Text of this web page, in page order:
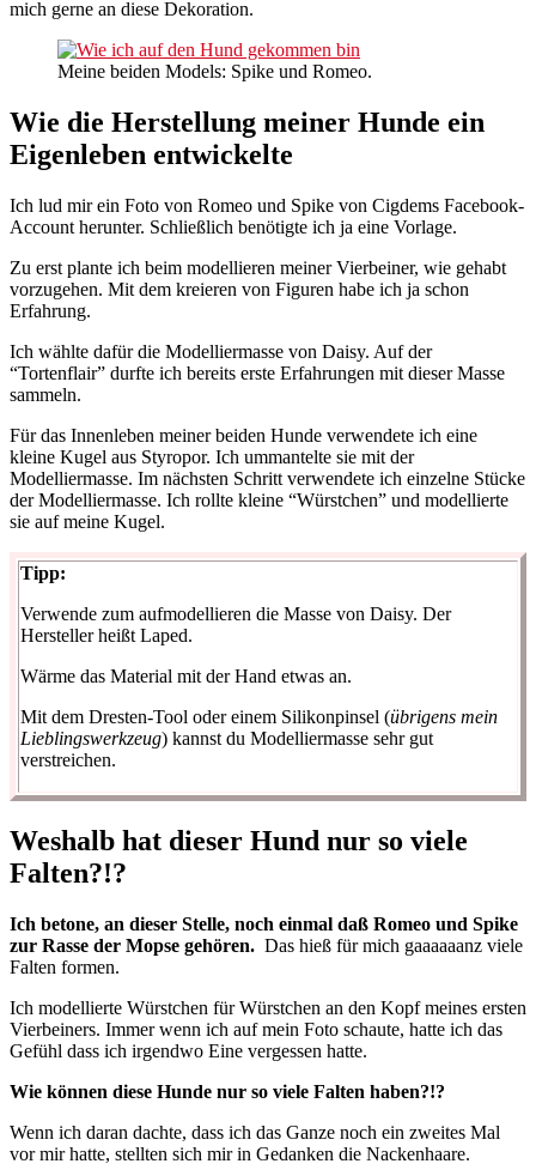
mich gerne an diese Dekoration.
Meine beiden Models: Spike und Romeo.
Wie die Herstellung meiner Hunde ein
Eigenleben entwickelte
Ich lud mir ein Foto von Romeo und Spike von Cigdems Facebook-
Account herunter. Schließlich benötigte ich ja eine Vorlage.
Zu erst plante ich beim modellieren meiner Vierbeiner, wie gehabt
vorzugehen. Mit dem kreieren von Figuren habe ich ja schon
Erfahrung.
Ich wählte dafür die Modelliermasse von Daisy. Auf der
“Tortenflair” durfte ich bereits erste Erfahrungen mit dieser Masse
sammeln.
Für das Innenleben meiner beiden Hunde verwendete ich eine
kleine Kugel aus Styropor. Ich ummantelte sie mit der
Modelliermasse. Im nächsten Schritt verwendete ich einzelne Stücke
der Modelliermasse. Ich rollte kleine “Würstchen” und modellierte
sie auf meine Kugel.
Tipp:
Verwende zum aufmodellieren die Masse von Daisy. Der
Hersteller heißt Laped.
Wärme das Material mit der Hand etwas an.
Mit dem Dresten-Tool oder einem Silikonpinsel (übrigens mein
Lieblingswerkzeug) kannst du Modelliermasse sehr gut
verstreichen.
Weshalb hat dieser Hund nur so viele
Falten?!?
Ich betone, an dieser Stelle, noch einmal daß Romeo und Spike
zur Rasse der Mopse gehören. Das hieß für mich gaaaaaanz viele
Falten formen.
Ich modellierte Würstchen für Würstchen an den Kopf meines ersten
Vierbeiners. Immer wenn ich auf mein Foto schaute, hatte ich das
Gefühl dass ich irgendwo Eine vergessen hatte.
Wie können diese Hunde nur so viele Falten haben?!?
Wenn ich daran dachte, dass ich das Ganze noch ein zweites Mal
vor mir hatte, stellten sich mir in Gedanken die Nackenhaare.